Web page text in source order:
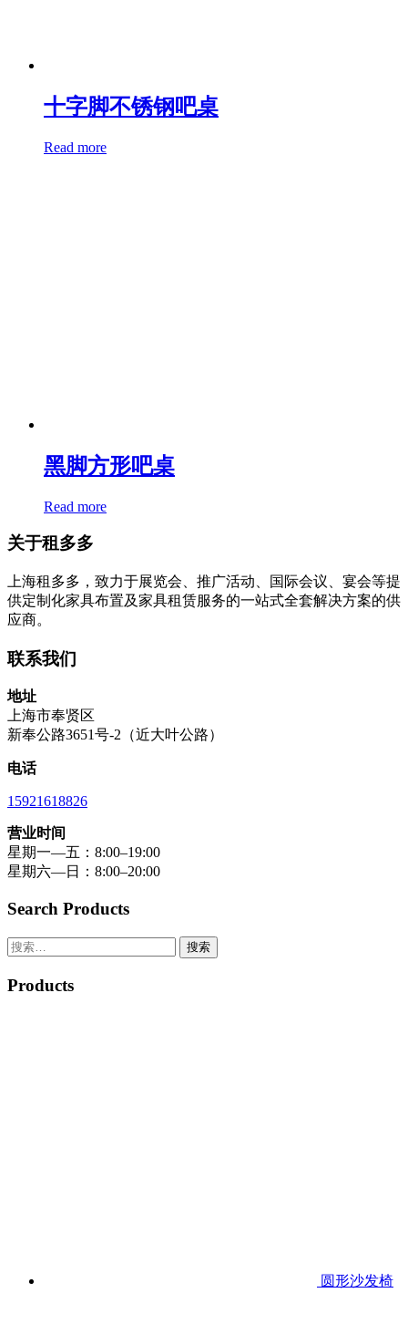
十字脚不锈钢吧桌
Read more
黑脚方形吧桌
Read more
关于租多多
上海租多多，致力于展览会、推广活动、国际会议、宴会等提
供定制化家具布置及家具租赁服务的一站式全套解决方案的供
应商。
联系我们
地址
上海市奉贤区
新奉公路3651号-2（近大叶公路）
电话
15921618826
营业时间
星期一—五：8:00–19:00
星期六—日：8:00–20:00
Search Products
搜
Products
圆形沙发椅